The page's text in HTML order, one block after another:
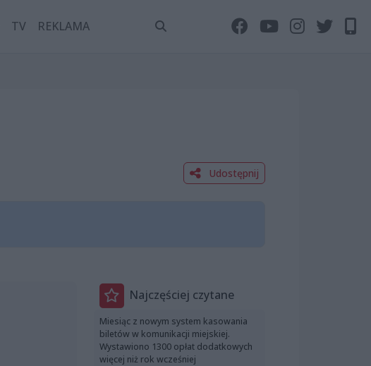
TV REKLAMA
Udostępnij
Najczęściej czytane
Miesiąc z nowym system kasowania
biletów w komunikacji miejskiej.
Wystawiono 1300 opłat dodatkowych
więcej niż rok wcześniej